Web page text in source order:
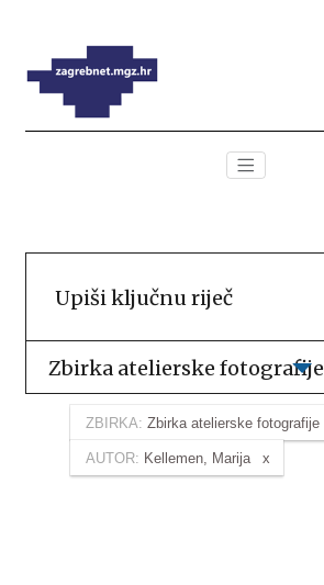
Zbirka atelierske fotografije
ZBIRKA: Zbirka atelierske fotografije
AUTOR: Kellemen, Marija